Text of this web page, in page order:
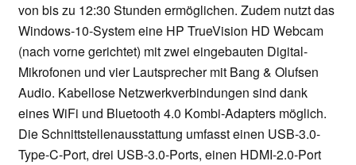
von bis zu 12:30 Stunden ermöglichen. Zudem nutzt das
Windows-10-System eine HP TrueVision HD Webcam
(nach vorne gerichtet) mit zwei eingebauten Digital-
Mikrofonen und vier Lautsprecher mit Bang & Olufsen
Audio. Kabellose Netzwerkverbindungen sind dank
eines WiFi und Bluetooth 4.0 Kombi-Adapters möglich.
Die Schnittstellenausstattung umfasst einen USB-3.0-
Type-C-Port, drei USB-3.0-Ports, einen HDMI-2.0-Port